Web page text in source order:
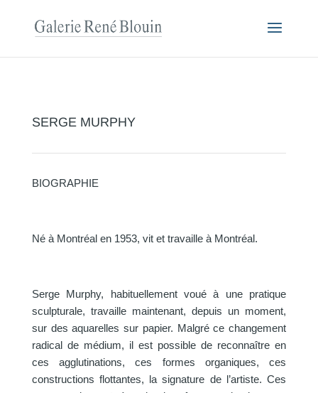
SERGE MURPHY
BIOGRAPHIE
Né à Montréal en 1953, vit et travaille à Montréal.
Serge Murphy, habituellement voué à une pratique
sculpturale, travaille maintenant, depuis un moment,
sur des aquarelles sur papier. Malgré ce changement
radical de médium, il est possible de reconnaître en
ces agglutinations, ces formes organiques, ces
constructions flottantes, la signature de l’artiste. Ces